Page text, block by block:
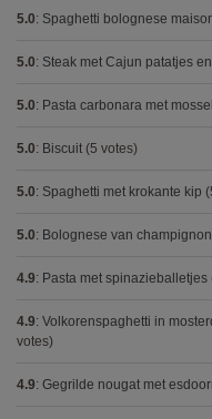
5.0: Spaghetti bolognese
5.0: Steak met Cajun patatjes
5.0: Pasta carbonara met
5.0: Biscuit (5 votes)
5.0: Spaghetti met krokante kip
5.0: Bolognese van
4.9: Pasta met
4.9: Volkorenspaghetti in
votes)
4.9: Gegrilde nougat met